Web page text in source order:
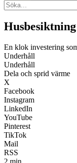
En klok investering
Underhåll
Underhåll
Dela och sprid värme
X
Facebook
Instagram
LinkedIn
YouTube
Pinterest
TikTok
Mail
RSS
2 min